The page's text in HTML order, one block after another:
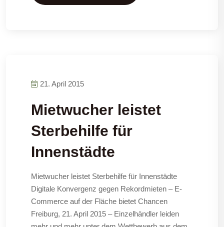
21. April 2015
Mietwucher leistet
Sterbehilfe für
Innenstädte
Mietwucher leistet Sterbehilfe für Innenstädte
Digitale Konvergenz gegen Rekordmieten – E-
Commerce auf der Fläche bietet Chancen
Freiburg, 21. April 2015 – Einzelhändler leiden